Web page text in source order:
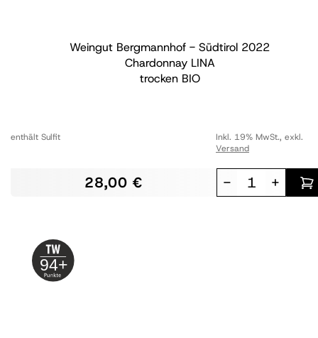
Weingut Bergmannhof - Südtirol 2022
Chardonnay LINA
trocken BIO
enthält Sulfit
28,00 €
Inkl. 19% MwSt., exkl.
Versand
- +
94+